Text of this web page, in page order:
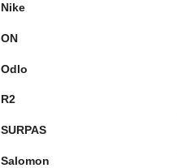
Nike
ON
Odlo
R2
SURPAS
Salomon